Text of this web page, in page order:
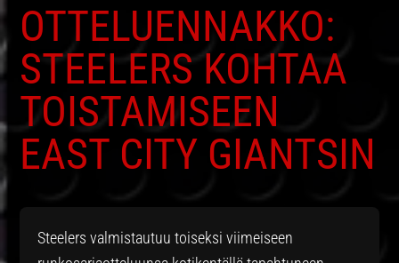
OTTELUENNAKKO:
STEELERS KOHTAA
TOISTAMISEEN
EAST CITY GIANTSIN
Steelers valmistautuu toiseksi viimeiseen